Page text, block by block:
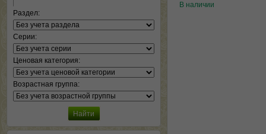
Раздел:
Серии:
Ценовая категория:
Возрастная группа:
В наличии